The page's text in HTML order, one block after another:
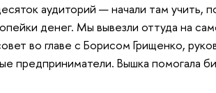
аудиторий — начали там учить,
денег. Мы вывезли оттуда на
во главе с Борисом Грищенко,
предприниматели. Вышка помогала